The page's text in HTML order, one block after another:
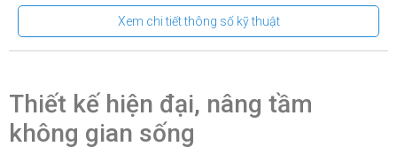
ngăn
tích
ngăn
lạnh
Xem chi tiết thông số kỹ thuật
Thiết kế hiện đại, nâng tầm
không gian sống